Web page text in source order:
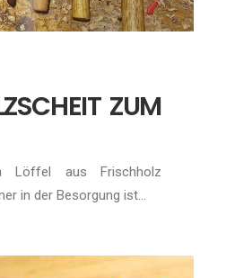
ZUM
Löffel aus Frischholz
in der Besorgung ist…